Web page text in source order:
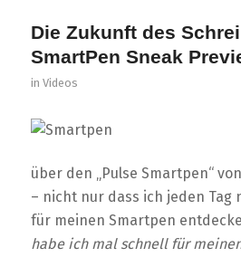
Die Zukunft des
SmartPen Sneak
in Videos
über den „Pulse Smartpen“
– nicht nur dass ich jeden Tag
für meinen Smartpen
habe ich mal schnell für